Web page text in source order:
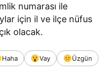
numarası ile
için il ve ilçe nüfus
olacak.
Haha Vay
Üzgün